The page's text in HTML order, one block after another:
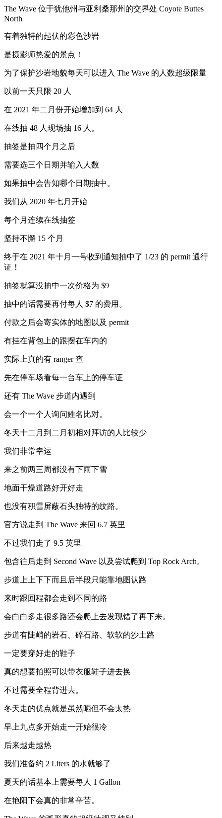
The Wave 位于犹他州与亚利桑那州的交界处 Coyote Buttes
North
有着独特的起伏的彩色沙岩
是摄影师热爱的景点！
为了保护沙岩地貌每天可以进入 The Wave 的人数超级限量
以前一天只限 20 人
在 2021 年二月份开始增加到 64 人
在线抽 48 人现场抽 16 人。
抽签是抽四个月之后
需要选三个日期并输入人数
如果抽中会告知哪个日期抽中。
我们从 2020 年七月开始
每个月连续在线抽签
坚持不懈 15 个月
终于在 2021 年十月一号收到通知抽中了 1/23 的 permit 通行
证！
抽签就算没抽中一次价格为 $9
抽中的话需要再付每人 $7 的费用。
付款之后会寄实体的地图以及 permit
有挂在背包上的跟摆在车内的
实际上真的有 ranger 查
先在停车场看每一台车上的停车证
还有 The Wave 步道内遇到
会一个一个人询问姓名比对。
冬天十二月到二月初相对拜访的人比较少
我们非常幸运
来之前两三周都没有下雨下雪
地面干燥道路好开好走
也没有积雪屏蔽石头独特的纹路。
官方说走到 The Wave 来回 6.7 英里
不过我们走了 9.5 英里
包含往后走到 Second Wave 以及尝试爬到 Top Rock Arch。
步道上上下下而且后半段只能靠地图认路
来时跟回程都会走到不同的路
会白白多走很多路还会爬上去发现错了再下来。
步道有陡峭的岩石、碎石路、软软的沙土路
一定要穿好走的鞋子
真的想要拍照可以带衣服鞋子进去换
不过需要全程背进去。
冬天走的优点就是虽然晒但不会太热
早上九点多开始走一开始很冷
后来越走越热
我们准备约 2 Liters 的水就够了
夏天的话基本上需要每人 1 Gallon
在艳阳下会真的非常辛苦。